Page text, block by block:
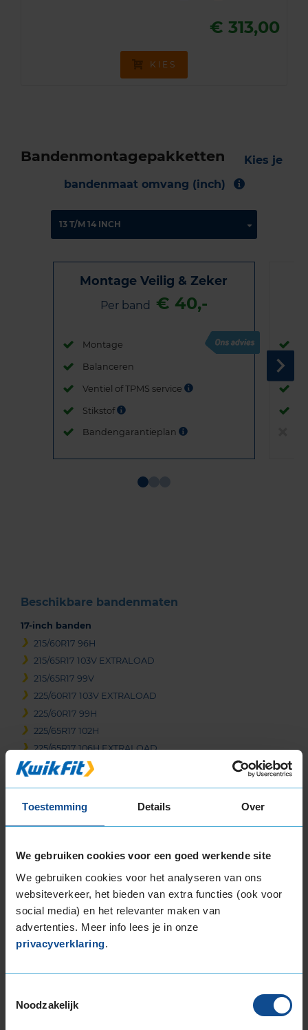
Toestemming Details Over
We gebruiken cookies voor een goed werkende site
We gebruiken cookies voor het analyseren van ons
websiteverkeer, het bieden van extra functies (ook voor
social media) en het relevanter maken van
advertenties. Meer info lees je in onze
privacyverklaring.
Noodzakelijk
€ 313,00
KIES
Bandenmontagepakketten
Kies je
bandenmaat omvang (inch)
Montage Veilig & Zeker
Per band € 40,-
Montage
Balanceren
Ventiel of TPMS service
Stikstof
Bandengarantieplan
Beschikbare bandenmaten
17-inch banden
215/60R17 96H
215/65R17 103V EXTRALOAD
215/65R17 99V
225/60R17 103V EXTRALOAD
225/60R17 99H
225/65R17 102H
225/65R17 106H EXTRALOAD
235/45R17 97H EXTRALOAD
235/50R17 100V EXTRALOAD
235/60R17 106H EXTRALOAD
245/40R17 95V EXTRALOAD
245/45R17 99V EXTRALOAD
245/55R17 102V
245/65R17 111H EXTRALOAD
255/60R17 106H
265/65R17 116H EXTRALOAD